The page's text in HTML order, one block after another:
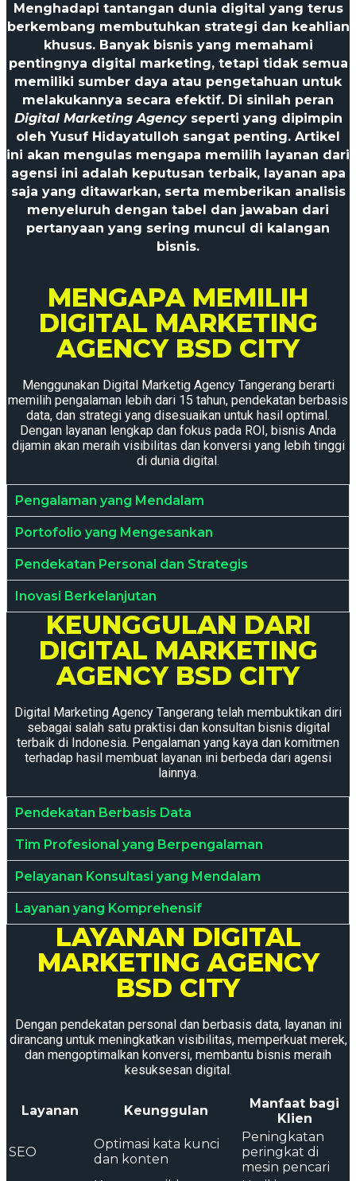
Menghadapi tantangan dunia digital yang terus
berkembang membutuhkan strategi dan keahlian
khusus. Banyak bisnis yang memahami
pentingnya digital marketing, tetapi tidak semua
memiliki sumber daya atau pengetahuan untuk
melakukannya secara efektif. Di sinilah peran
Digital Marketing Agencyseperti yang dipimpin
oleh Yusuf Hidayatulloh sangat penting. Artikel
ini akan mengulas mengapa memilih layanan dari
agensi ini adalah keputusan terbaik, layanan apa
saja yang ditawarkan, serta memberikan analisis
menyeluruh dengan tabel dan jawaban dari
pertanyaan yang sering muncul di kalangan
bisnis.
MENGAPA MEMILIH
DIGITAL MARKETING
AGENCY BSD CITY
Menggunakan Digital Marketig Agency Tangerang berarti
memilih pengalaman lebih dari 15 tahun, pendekatan berbasis
data, dan strategi yang disesuaikan untuk hasil optimal.
Dengan layanan lengkap dan fokus pada ROI, bisnis Anda
dijamin akan meraih visibilitas dan konversi yang lebih tinggi
di dunia digital.
Pengalaman yang Mendalam
Portofolio yang Mengesankan
Pendekatan Personal dan Strategis
Inovasi Berkelanjutan
KEUNGGULAN DARI
DIGITAL MARKETING
AGENCY BSD CITY
Digital Marketing Agency Tangerang telah membuktikan diri
sebagai salah satu praktisi dan konsultan bisnis digital
terbaik di Indonesia. Pengalaman yang kaya dan komitmen
terhadap hasil membuat layanan ini berbeda dari agensi
lainnya.
Pendekatan Berbasis Data
Tim Profesional yang Berpengalaman
Pelayanan Konsultasi yang Mendalam
Layanan yang Komprehensif
LAYANAN DIGITAL
MARKETING AGENCY
BSD CITY
Dengan pendekatan personal dan berbasis data, layanan ini
dirancang untuk meningkatkan visibilitas, memperkuat merek,
dan mengoptimalkan konversi, membantu bisnis meraih
kesuksesan digital.
Layanan Keunggulan
Manfaat bagi
Klien
SEO
Optimasi kata kunci
dan konten
Peningkatan
peringkat di
mesin pencari